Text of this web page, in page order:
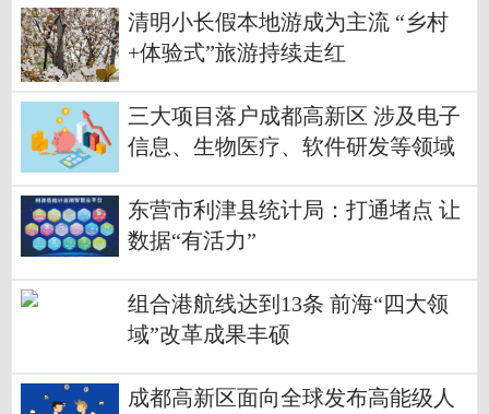
清明小长假本地游成为主流 “乡村
+体验式”旅游持续走红
三大项目落户成都高新区 涉及电子
信息、生物医疗、软件研发等领域
东营市利津县统计局：打通堵点 让
数据“有活力”
组合港航线达到13条 前海“四大领
域”改革成果丰硕
成都高新区面向全球发布高能级人